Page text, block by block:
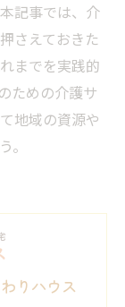
記事では、介
さえておきた
までを実践的
ための介護サ
地域の資源や
。
りハウス